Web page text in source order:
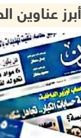
أبرز